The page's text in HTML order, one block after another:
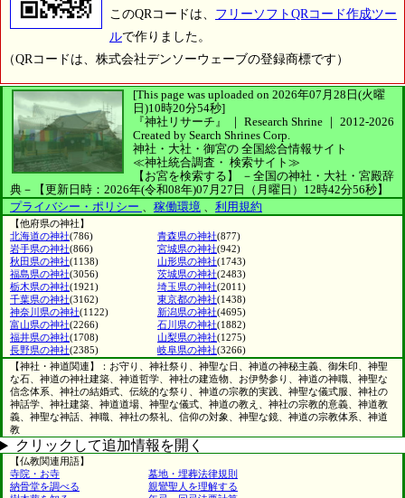
このQRコードは、 フリーソフトQRコード作成ツー
ルで作りました。
（QRコードは、株式会社デンソーウェーブの登録商標です）
[This page was uploaded on 2026年07月28日(火曜
日)10時20分54秒]
『神社リサーチ』 ｜ Research Shrine ｜ 2012-2026
Created by Search Shrines Corp.
神社・大社・御宮の 全国総合情報サイト
≪神社統合調査・ 検索サイト≫
【お宮を検索する】
－全国の神社・大社・宮殿辞
典－
【更新日時：2026年(令和08年)07月27日（月曜日）12時42分56秒】
プライバシー・ポリシー 、 稼働環境 、 利用規約
【他府県の神社】
北海道の神社(786) 青森県の神社(877)
岩手県の神社(866) 宮城県の神社(942)
秋田県の神社(1138) 山形県の神社(1743)
福島県の神社(3056) 茨城県の神社(2483)
栃木県の神社(1921) 埼玉県の神社(2011)
千葉県の神社(3162) 東京都の神社(1438)
神奈川県の神社(1122) 新潟県の神社(4695)
富山県の神社(2266) 石川県の神社(1882)
福井県の神社(1708) 山梨県の神社(1275)
長野県の神社(2385) 岐阜県の神社(3266)
【神社・神道関連】：お守り、神社祭り、神聖な日、神道の神秘主義、御朱印、神聖
な石、神道の神社建築、神道哲学、神社の建造物、お伊勢参り、神道の神職、神聖な
信念体系、神社の結婚式、伝統的な祭り、神道の宗教的実践、神聖な儀式服、神社の
神話学、神社建築、神道道場、神聖な儀式、神道の教え、神社の宗教的意義、神道教
義、神聖な神話、神職、神社の祭礼、信仰の対象、神聖な鏡、神道の宗教体系、神道
教
クリックして追加情報を開く
【仏教関連用語】
寺院・お寺
墓地・埋葬法律規則
納骨堂を調べる
親鸞聖人を理解する